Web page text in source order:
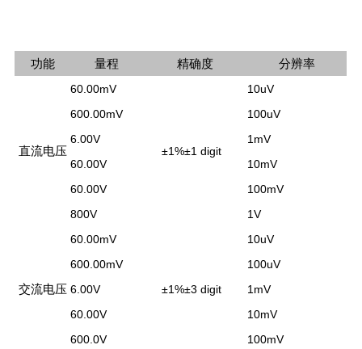
功能 量程 精确度 分辨率
直流电压
60.00mV
±1%±1 digit
10uV
600.00mV
100uV
6.00V
1mV
60.00V
10mV
60.00V
100mV
800V
1V
交流电压
60.00mV
±1%±3 digit
10uV
600.00mV
100uV
6.00V
1mV
60.00V
10mV
600.0V
100mV